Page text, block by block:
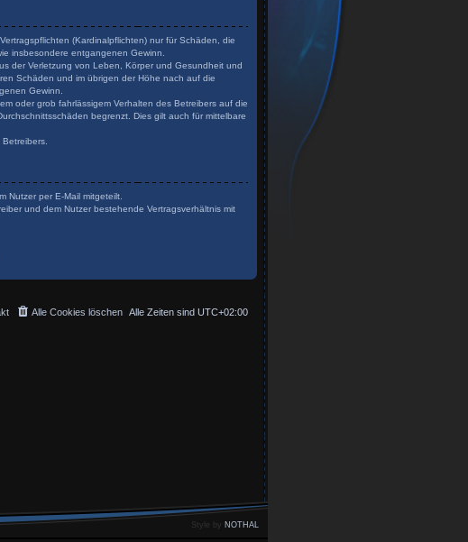
(Kardinalpflichten) nur für Schäden, die
insbesondere entgangenen Gewinn.
der Verletzung von Leben, Körper und Gesundheit und
Schäden und im übrigen der Höhe nach auf die
Gewinn.
oder grob fahrlässigem Verhalten des Betreibers auf die
begrenzt. Dies gilt auch für mittelbare
Nutzer per E-Mail mitgeteilt.
und dem Nutzer bestehende Vertragsverhältnis mit
Alle Zeiten sind UTC+02:00
Alle Cookies löschen
Style by NOTHAL